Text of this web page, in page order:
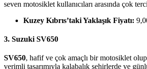
seven motosiklet kullanıcıları arasında çok
Kuzey Kıbrıs’taki Yaklaşık Fiyatı:
3. Suzuki SV650
SV650, hafif ve çok amaçlı bir motosiklet
verimli tasarımıyla kalabalık şehirlerde ve